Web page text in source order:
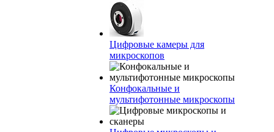
Цифровые камеры для
микроскопов
Конфокальные и
мультифотонные микроскопы